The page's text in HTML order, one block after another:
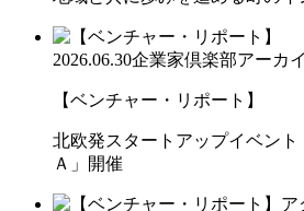
2026.06.30企業家倶楽部アーカ
【ベンチャー・リポート】
北欧発スタートアップイベン
Ａ」開催